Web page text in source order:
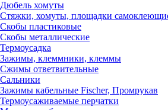
Дюбель хомуты
Стяжки, хомуты, площадки
Скобы пластиковые
Скобы металлические
Термоусадка
Зажимы, клеммники, клеммы
Сжимы ответвительные
Сальники
Зажимы кабельные Fischer, Промрукав
Термоусаживаемые перчатки